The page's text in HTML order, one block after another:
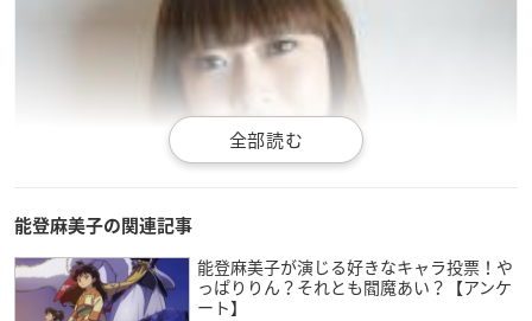
能登麻美子の関連記事
能登麻美子が演じる好きなキャラ投票！や
っぱりりん？それとも閻魔あい？【アンケ
ート】